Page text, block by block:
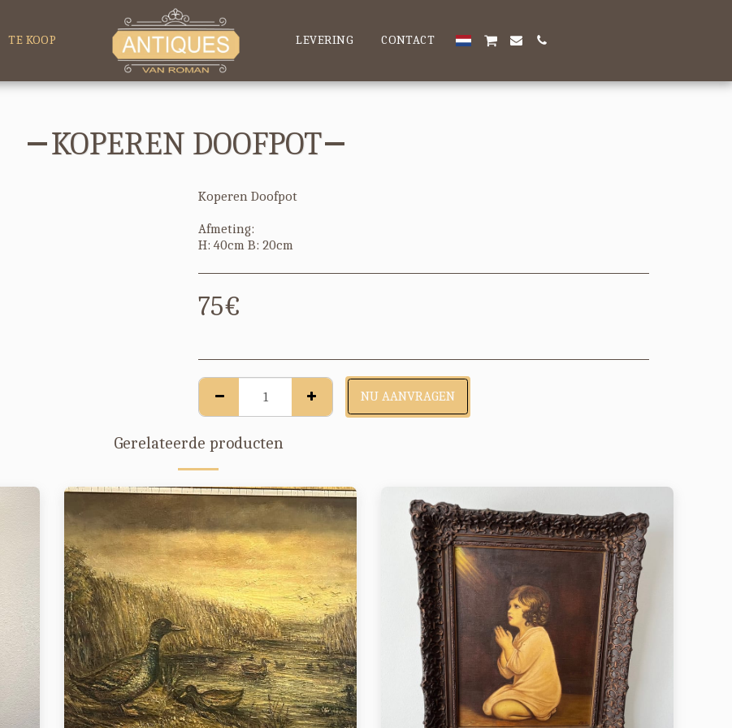
TE KOOP LEVERING CONTACT
KOPEREN DOOFPOT
Koperen Doofpot
Afmeting:
H: 40cm B: 20cm
75€
NU AANVRAGEN
Gerelateerde producten